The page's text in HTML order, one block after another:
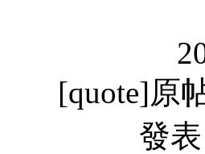
[quote]原
發表